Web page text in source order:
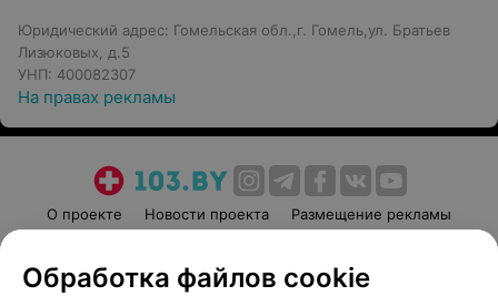
Юридический адрес: Гомельская обл.,г. Гомель,ул. Братьев
Лизюковых, д.5
УНП: 400082307
На правах рекламы
О проекте Новости проекта
Размещение рекламы
Пользовательское соглашение
Способы оплаты
Обработка файлов cookie